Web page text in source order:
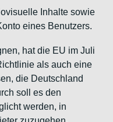
Inhalte sowie
eines Benutzers.
hat die EU im Juli
als auch eine
die Deutschland
soll es den
werden, in